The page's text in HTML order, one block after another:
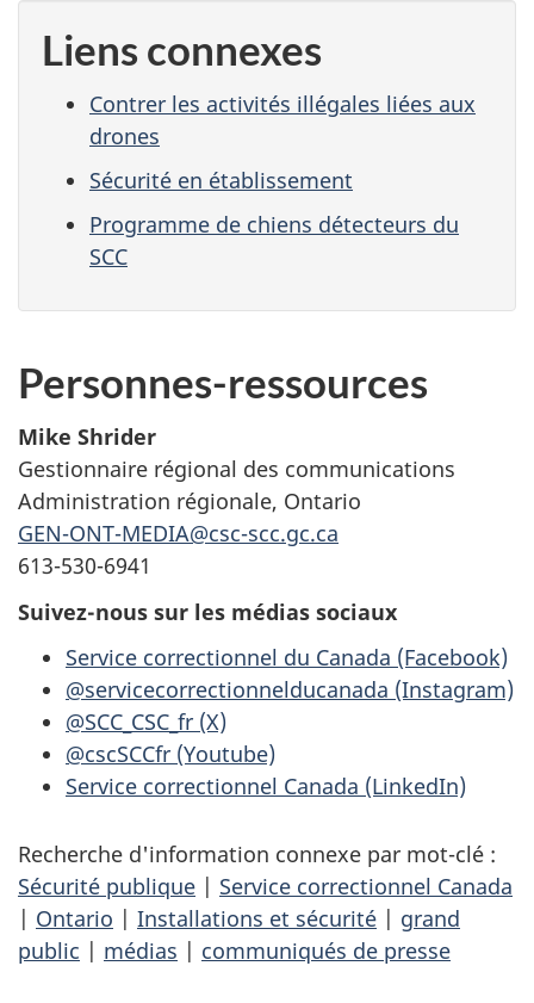
Liens connexes
Contrer les activités illégales liées aux
drones
Sécurité en établissement
Programme de chiens détecteurs du
SCC
Personnes-ressources
Mike Shrider
Gestionnaire régional des communications
Administration régionale, Ontario
GEN-ONT-MEDIA@csc-scc.gc.ca
613-530-6941
Suivez-nous sur les médias sociaux
Service correctionnel du Canada (Facebook)
@servicecorrectionnelducanada (Instagram)
@SCC_CSC_fr (X)
@cscSCCfr (Youtube)
Service correctionnel Canada (LinkedIn)
Recherche d'information connexe par mot-clé :
Sécurité publique | Service correctionnel Canada
| Ontario | Installations et sécurité | grand
public | médias | communiqués de presse